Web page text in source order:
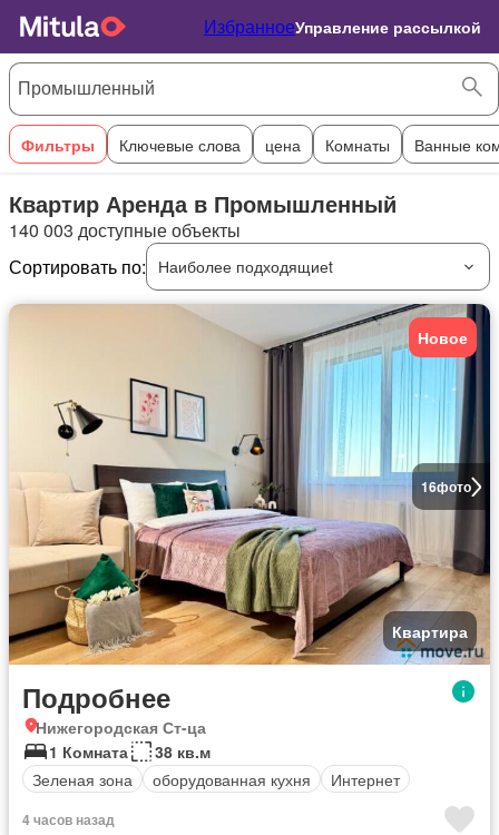
ИзбранноеУправление рассылкой
Фильтры Ключевые слова цена Комнаты Ванные
Квартир Аренда в Промышленный
140 003 доступные объекты
Сортировать по:
Наиболее подходящиеt
16фото
Новое
Квартира
Подробнее
Нижегородская Ст-ца
1 Комната
38 кв.м
Зеленая зона
оборудованная кухня Интернет
4 часов назад